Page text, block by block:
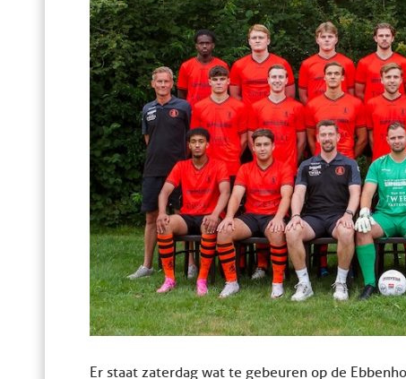
Er staat zaterdag wat te gebeuren op de